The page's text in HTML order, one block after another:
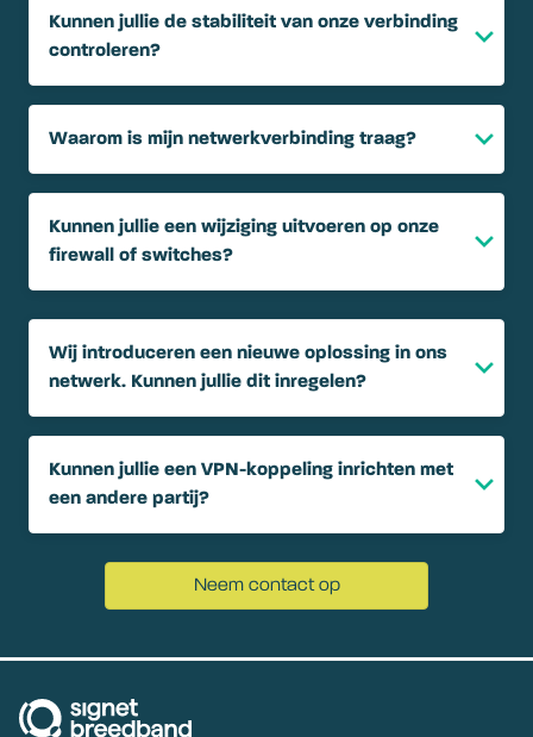
Kunnen jullie de stabiliteit van onze verbinding
controleren?
Waarom is mijn netwerkverbinding traag?
Kunnen jullie een wijziging uitvoeren op onze
firewall of switches?
Wij introduceren een nieuwe oplossing in ons
netwerk. Kunnen jullie dit inregelen?
Kunnen jullie een VPN-koppeling inrichten met
een andere partij?
Neem contact op